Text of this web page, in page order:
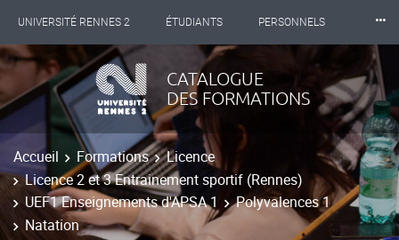
UNIVERSITÉ RENNES 2 ÉTUDIANTS PERSONNELS
INTERNATIONAL PROFESSIONNELS BIBLIOTHÈQUES
LES NOUVELLES DE RENNES 2
⸱⸱⸱
CATALOGUE
DES FORMATIONS
Accueil Formations
Licence
Licence 2 et 3 Entrainement sportif (Rennes)
UEF1 Enseignements d'APSA 1
Polyvalences 1
Natation